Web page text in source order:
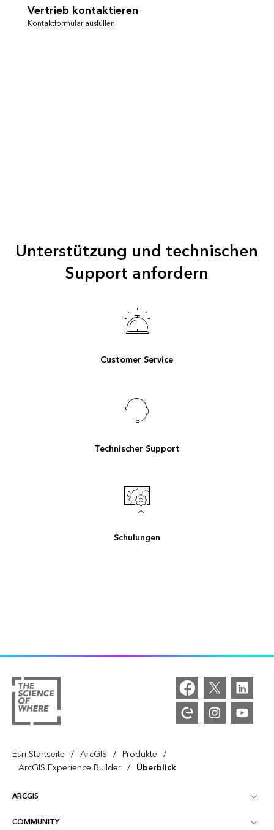
Vertrieb kontaktieren
Kontaktformular ausfüllen
Unterstützung und technischen
Support anfordern
Customer Service
Technischer Support
Schulungen
Esri Startseite / ArcGIS / Produkte /
ArcGIS Experience Builder / Überblick
ARCGIS
ArcGIS – Überblick
COMMUNITY